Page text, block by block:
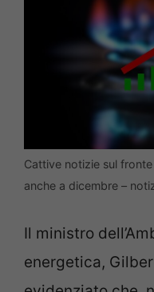
Cattive notizie sul
anche a dicembre –
Il ministro
energetica,